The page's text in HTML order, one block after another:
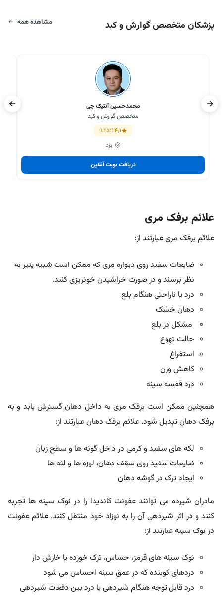
پزشکان متخصص گوارش و کبد مشاهده همه
محمدحسین آنتیک چی
متخصص گوارش و کبد
4,1
(1,454)
یزد
دریافت نوبت آنلاین
علائم برفک مری
علائم برفک مری عبارتند از:
ضایعات سفید روی دیواره مری که ممکن است شبیه پنیر به
نظر برسند و در صورت خراشیدن خونریزی کنند.
درد یا ناراحتی هنگام بلع
دهان خشک
مشکل در بلع
حالت تهوع
استفراغ
کاهش وزن
درد قفسه سینه
همچنین ممکن است برفک مری به داخل دهان گسترش یابد و به
برفک دهان تبدیل شود. علائم برفک دهان عبارتند از:
لکه های سفید و کرمی در داخل گونه ها و سطح زبان
ضایعات سفید روی سقف دهان، لوزه ها و لثه ها
ایجاد ترک در گوشه دهان
مادران شیرده می توانند عفونت کاندیدا را در نوک سینه ها تجربه
کنند و در اثر شیردهی آن را به نوزاد خود منتقل کنند. علائم عفونت
در نوک سینه عبارتند از:
نوک سینه های قرمز، حساس، ترک خورده یا خارش دار
دردهای کوبنده که در عمق سینه احساس می شود
درد قابل توجه هنگام شیردهی یا درد بین دفعات شیردهی